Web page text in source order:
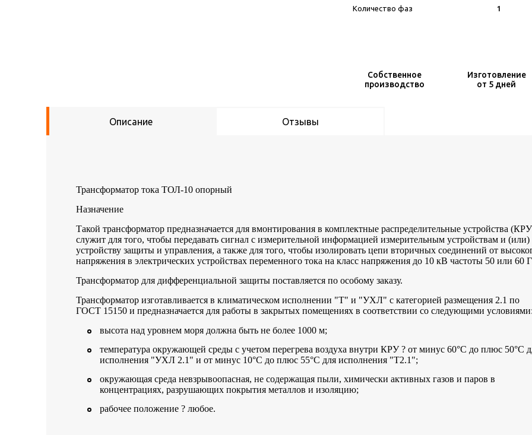
Количество фаз 1
Собственное
производство
Изготовление
от 5 дней
Описание Отзывы
Трансформатор тока ТОЛ-10 опорный
Назначение
Такой трансформатор предназначается для вмонтирования в комплектные распределительные устройства
служит для того, чтобы передавать сигнал с измерительной информацией измерительным устройствам и (или)
устройству защиты и управления, а также для того, чтобы изолировать цепи вторичных соединений от
напряжения в электрических устройствах переменного тока на класс напряжения до 10 кВ частоты 50 или 60
Трансформатор для дифференциальной защиты поставляется по особому заказу.
Трансформатор изготавливается в климатическом исполнении "Т" и "УХЛ" с категорией размещения 2.1 по
ГОСТ 15150 и предназначается для работы в закрытых помещениях в соответствии со следующими
высота над уровнем моря должна быть не более 1000 м;
температура окружающей среды с учетом перегрева воздуха внутри КРУ ? от минус 60°C до плюс 50°C
исполнения "УХЛ 2.1" и от минус 10°C до плюс 55°C для исполнения "Т2.1";
окружающая среда невзрывоопасная, не содержащая пыли, химически активных газов и паров в
концентрациях, разрушающих покрытия металлов и изоляцию;
рабочее положение ? любое.
КТПН-Т-К/К 630/10/
пос. Шиловка